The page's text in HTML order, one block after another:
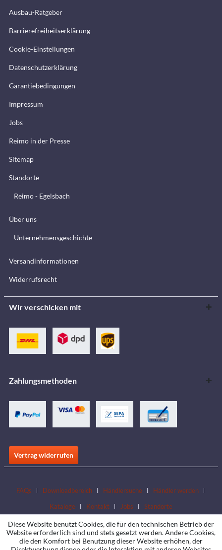
Ausbau-Ratgeber
Barrierefreiheitserklärung
Cookie-Einstellungen
Datenschutzerklärung
Garantiebedingungen
Impressum
Jobs
Reimo in der Presse
Sitemap
Standorte
Reimo - Egelsbach
Über uns
Unternehmensgeschichte
Versandinformationen
Widerrufsrecht
Wir verschicken mit
Zahlungsmethoden
Vertrag widerrufen
FAQs Downloadbereich Händlersuche
Händler werden
Kataloge
Kontakt Jobs Standorte
Diese Website benutzt Cookies, die für den technischen Betrieb der
Website erforderlich sind und stets gesetzt werden. Andere Cookies,
die den Komfort bei Benutzung dieser Website erhöhen, der